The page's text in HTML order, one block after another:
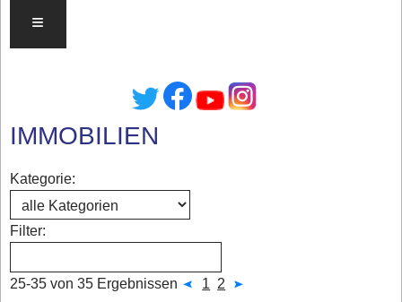
≡
IMMOBILIEN
Kategorie:
Filter:
25-35 von 35 Ergebnissen 1 2